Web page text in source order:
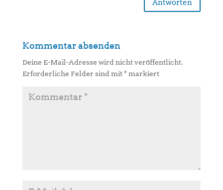
Antworten
Kommentar absenden
Deine E-Mail-Adresse wird nicht veröffentlicht.
Erforderliche Felder sind mit* markiert